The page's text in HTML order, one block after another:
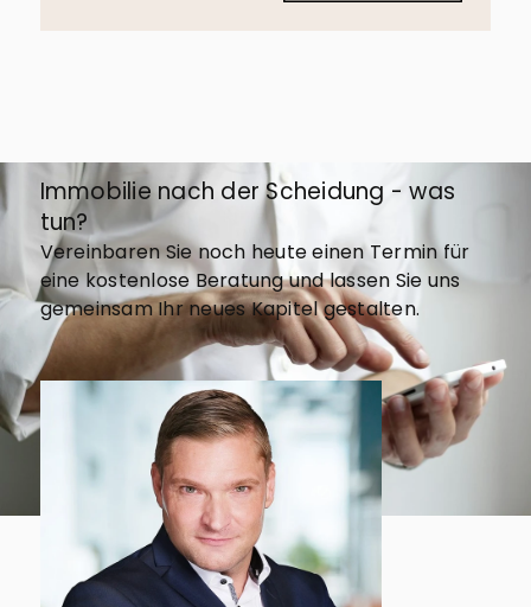
Immobilie nach der Scheidung - was
tun?
Vereinbaren Sie noch heute einen Termin für
eine kostenlose Beratung und lassen Sie uns
gemeinsam Ihr neues Kapitel gestalten.